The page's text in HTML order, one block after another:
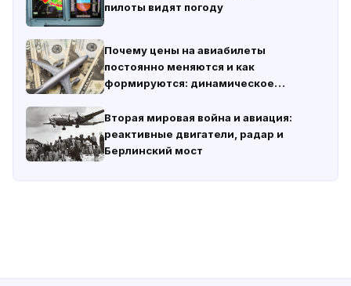
пилоты видят погоду
Почему цены на авиабилеты
постоянно меняются и как
формируются: динамическое
Вторая мировая война и авиация:
реактивные двигатели, радар и
Берлинский мост